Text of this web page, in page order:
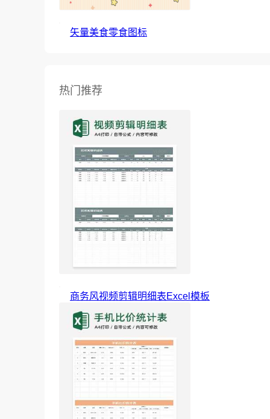
矢量美食零食图标
热门推荐
商务风视频剪辑明细表Excel模板